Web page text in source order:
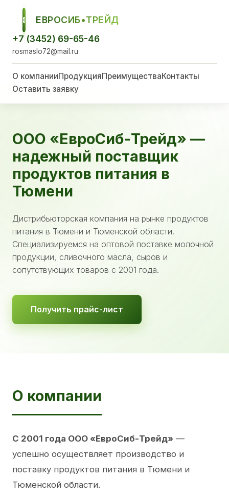
ЕСТ
ЕВРОСИБ•ТРЕЙД
+7 (3452) 69-65-46
rosmaslo72@mail.ru
О компанииПродукцияПреимуществаКонтакты
Оставить заявку
ООО «ЕвроСиб-Трейд» —
надежный поставщик
продуктов питания в
Тюмени
Дистрибьюторская компания на рынке продуктов
питания в Тюмени и Тюменской области.
Специализируемся на оптовой поставке молочной
продукции, сливочного масла, сыров и
сопутствующих товаров с 2001 года.
Получить прайс-лист
О компании
С 2001 года ООО «ЕвроСиб-Трейд» —
успешно осуществляет производство и
поставку продуктов питания в Тюмени и
Тюменской области.